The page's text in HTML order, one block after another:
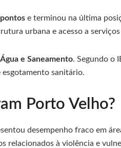
e terminou na última
urbana e acesso a serviços
e Saneamento. Segundo o
esgotamento sanitário.
Porto Velho?
desempenho fraco em
relacionados à violência e